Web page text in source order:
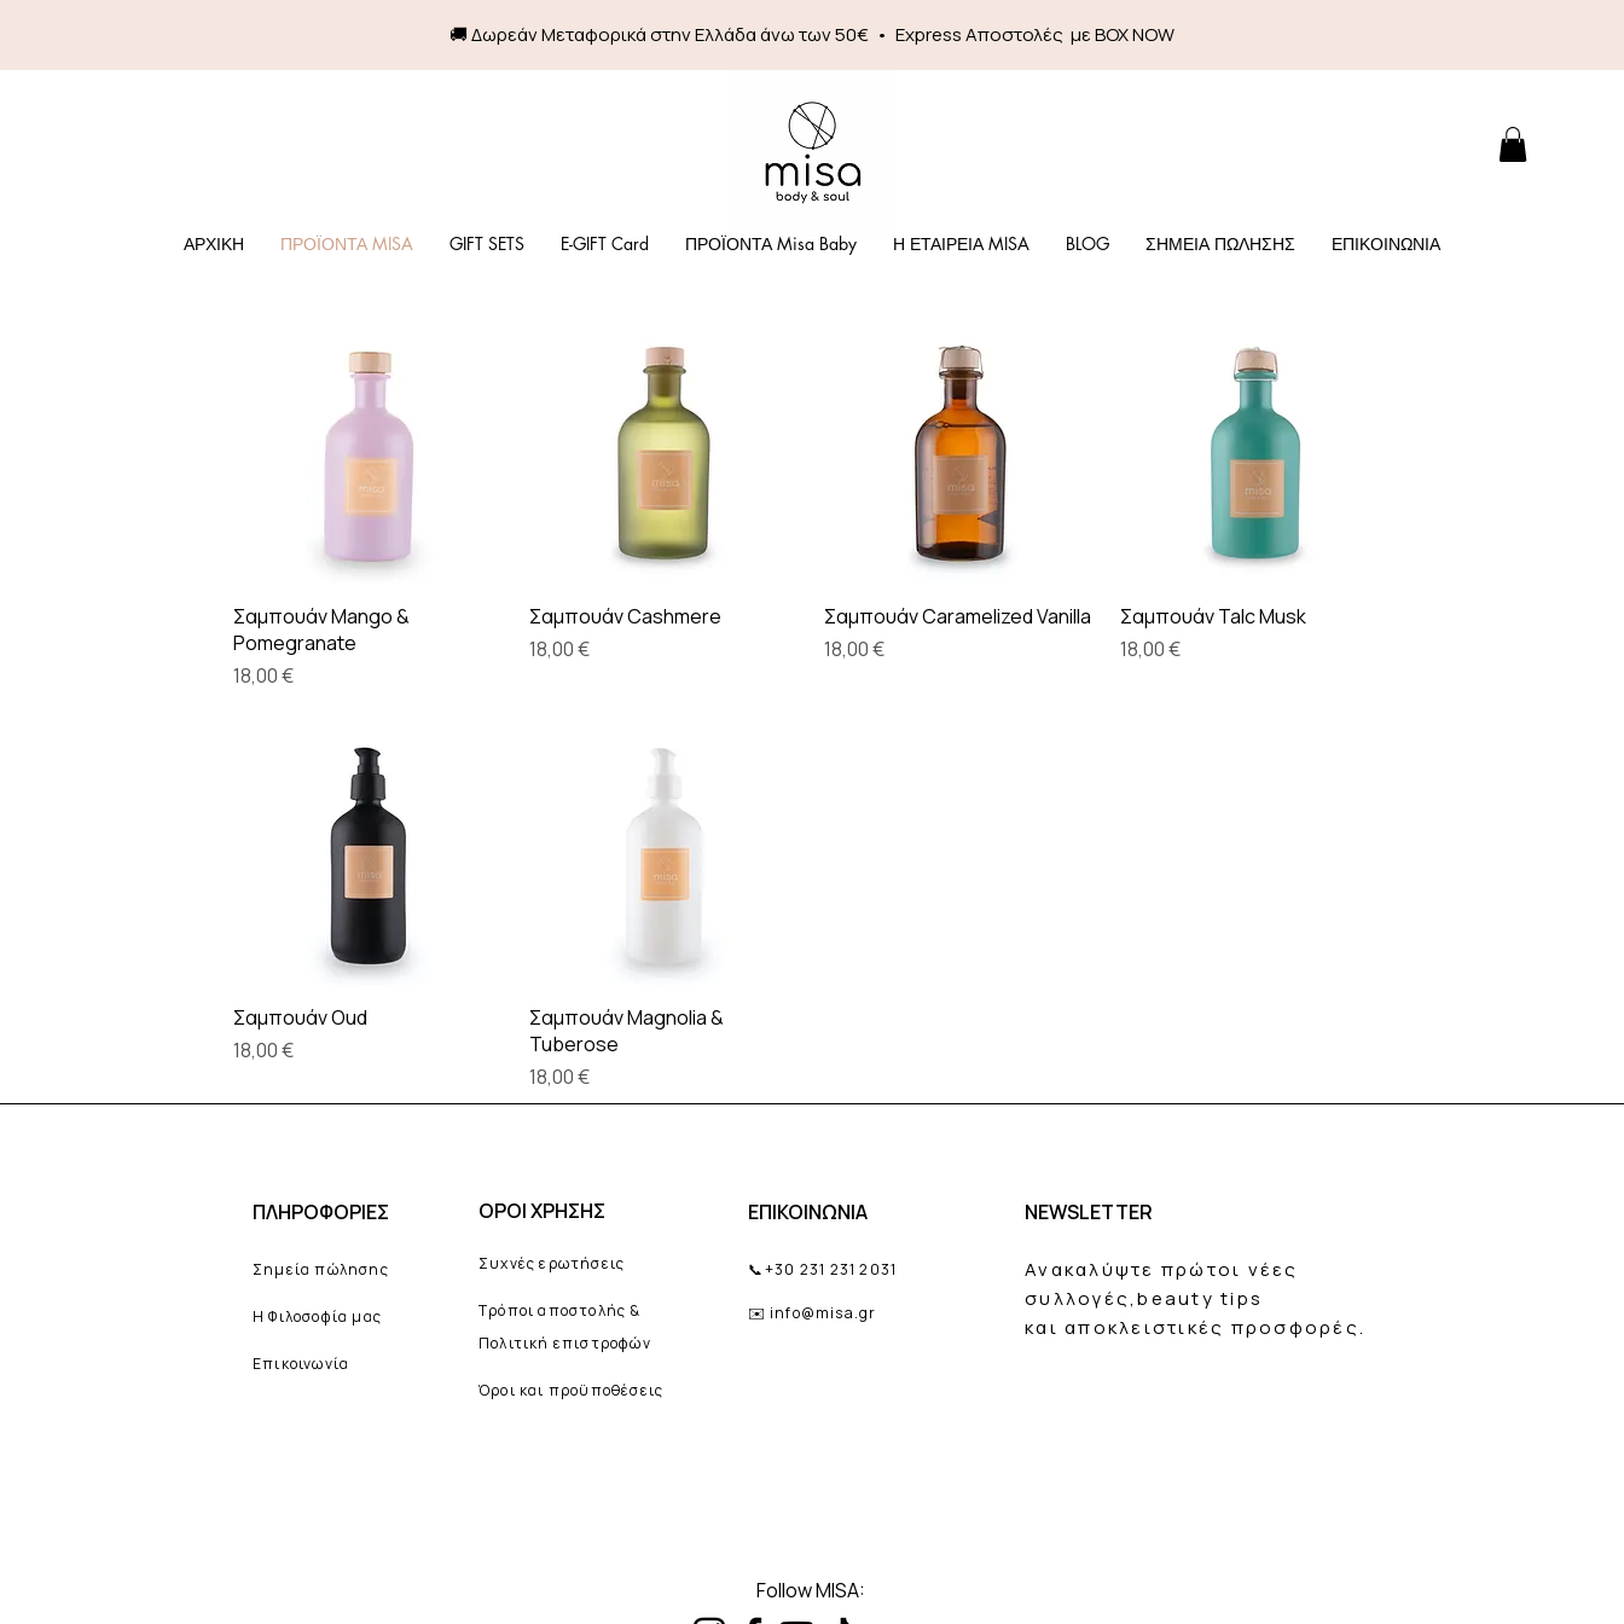
🚚 Δωρεάν Mεταφορικά στην Ελλάδα άνω των 50€ • Express Αποστολές με BOX NOW
ΑΡΧΙΚΗ ΠΡΟΪΟΝΤΑ MISA GIFT SETS E-GIFT Card ΠΡΟΪΟΝΤΑ Misa Baby Η ΕΤΑΙΡΕΙΑ MISA BLOG ΣΗΜΕΙΑ ΠΩΛΗΣΗΣ ΕΠΙΚΟΙΝΩΝΙΑ
Γρήγορη προβολή
Σαμπουάν Mango &
Pomegranate
Τιμή
18,00 €
Γρήγορη προβολή
Σαμπουάν Cashmere
Τιμή
18,00 €
Γρήγορη προβολή
Σαμπουάν Caramelized Vanilla
Τιμή
18,00 €
Γρήγορη προβολή
Σαμπουάν Talc Musk
Τιμή
18,00 €
Γρήγορη προβολή
Σαμπουάν Oud
Τιμή
18,00 €
Γρήγορη προβολή
Σαμπουάν Magnolia &
Tuberose
Τιμή
18,00 €
ΠΛΗΡΟΦΟΡΙΕΣ
Σημεία πώλησης
Η Φιλοσοφία μας
Επικοινωνία
ΟΡΟΙ ΧΡΗΣΗΣ
Συχνές ερωτήσεις
Τρόποι αποστολής &
Πολιτική επιστροφών
Όροι και προϋποθέσεις
ΕΠΙΚΟΙΝΩΝΙΑ
📞+30 231 231 2031
✉️ info@misa.gr
NEWSLETTER
Ανακαλύψτε πρώτοι νέες
συλλογές,beauty tips
και αποκλειστικές προσφορές.
Follow MISA: